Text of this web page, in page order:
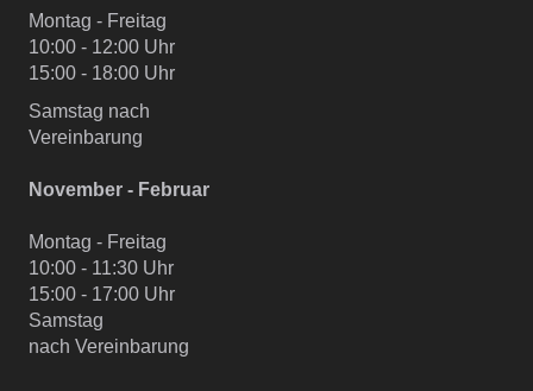
verschleißbedingt, zu vermeiden
- Halten Sie die angegebenen Drehmomente (Nm) für die
Montage von Bauteilen ein
Wenden Sie sich an Ihren Fachhändler, wenn Sie die
vornehmen) nicht selbst durchführen können, Sie sich unsicher
fühlen oder nicht über die richtigen Werkzeuge verfügen.
Montag - Freitag
10:00 - 12:00 Uhr
15:00 - 18:00 Uhr
Samstag nach
Vereinbarung
November - Februar
Montag - Freitag
10:00 - 11:30 Uhr
15:00 - 17:00 Uhr
Samstag
nach Vereinbarung